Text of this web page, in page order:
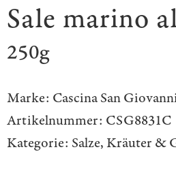
Sale marino
250g
Marke: Cascina San
Artikelnummer: CSG8831C
Kategorie: Salze, Kräuter &